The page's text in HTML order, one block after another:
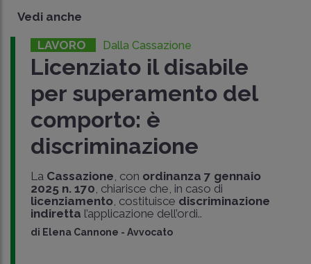
Vedi anche
LAVORO Dalla Cassazione
Licenziato il disabile
per superamento del
comporto: è
discriminazione
La Cassazione, con ordinanza 7 gennaio
2025 n. 170, chiarisce che, in caso di
licenziamento, costituisce discriminazione
indiretta l’applicazione dell’ordi..
di Elena Cannone - Avvocato